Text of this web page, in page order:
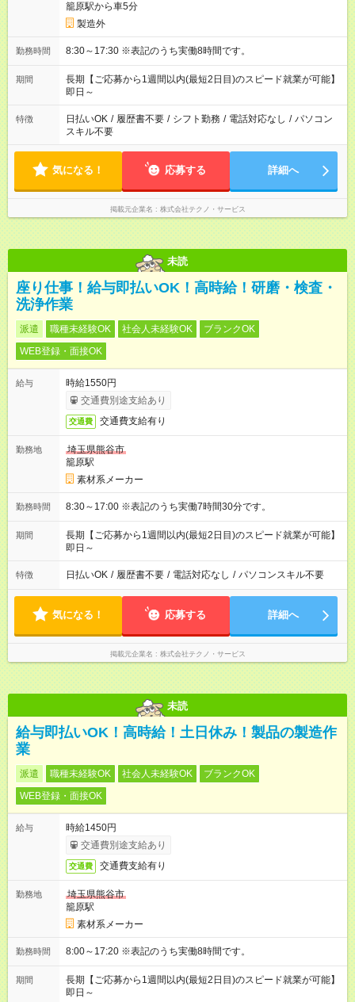
籠原駅から車5分
製造外
勤務時間 8:30～17:30 ※表記のうち実働8時間です。
期間
長期【ご応募から1週間以内(最短2日目)のスピード就業が可能】
即日～
特徴 日払いOK / 履歴書不要 / シフト勤務 / 電話対応なし / パソコン
スキル不要
気になる！ 応募する 詳細へ
掲載元企業名 株式会社テクノ・サービス
未読
座り仕事！給与即払いOK！高時給！研磨・検査・
洗浄作業
派遣 職種未経験OK 社会人未経験OK
ブランクOK
WEB登録・面接OK
給与
時給1550円
交通費別途支給あり
交通費 交通費支給有り
勤務地
埼玉県熊谷市
籠原駅
素材系メーカー
勤務時間 8:30～17:00 ※表記のうち実働7時間30分です。
期間
長期【ご応募から1週間以内(最短2日目)のスピード就業が可能】
即日～
特徴 日払いOK / 履歴書不要 / 電話対応なし / パソコンスキル不要
気になる！ 応募する 詳細へ
掲載元企業名 株式会社テクノ・サービス
未読
給与即払いOK！高時給！土日休み！製品の製造作
業
派遣 職種未経験OK 社会人未経験OK
ブランクOK
WEB登録・面接OK
給与
時給1450円
交通費別途支給あり
交通費 交通費支給有り
勤務地
埼玉県熊谷市
籠原駅
素材系メーカー
勤務時間 8:00～17:20 ※表記のうち実働8時間です。
期間
長期【ご応募から1週間以内(最短2日目)のスピード就業が可能】
即日～